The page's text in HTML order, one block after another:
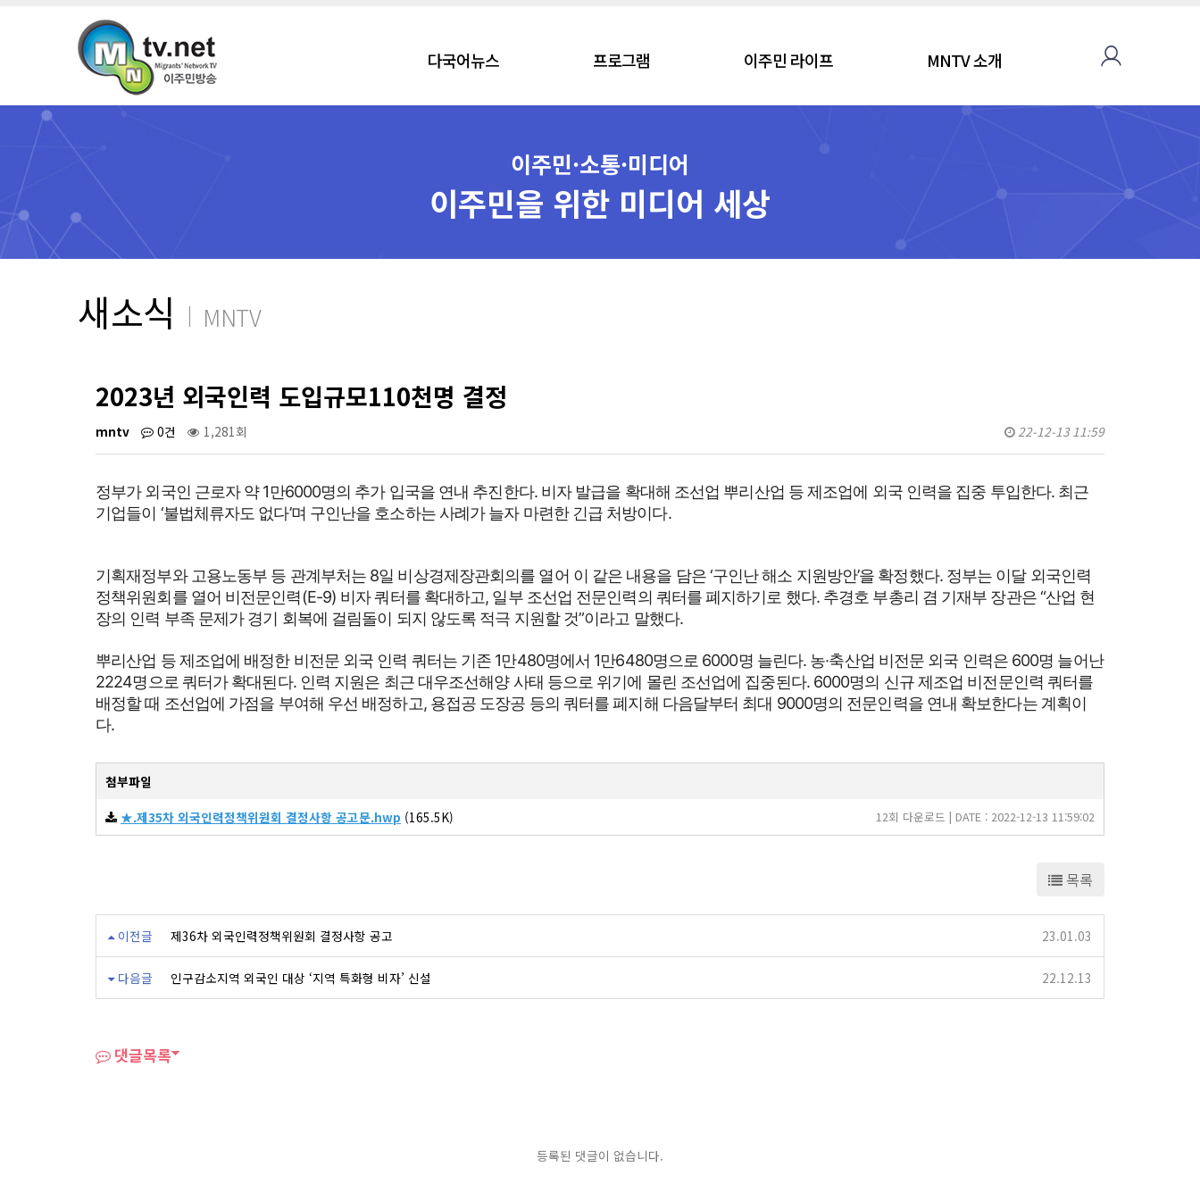
다국어뉴스 프로그램 이주민 라이프 MNTV 소개
이주민·소통·미디어
이주민을 위한 미디어 세상
새소식 MNTV
2023년 외국인력 도입규모110천명 결정
mntv 0건 1,281회 22-12-13 11:59
정부가 외국인 근로자 약 1만6000명의 추가 입국을 연내 추진한다. 비자 발급을 확대해 조선업 뿌리산업 등 제조업에 외국 인력을 집중 투입한다. 최근
기업들이 ‘불법체류자도 없다’며 구인난을 호소하는 사례가 늘자 마련한 긴급 처방이다.
기획재정부와 고용노동부 등 관계부처는 8일 비상경제장관회의를 열어 이 같은 내용을 담은 ‘구인난 해소 지원방안’을 확정했다. 정부는 이달 외국인력
정책위원회를 열어 비전문인력(E-9) 비자 쿼터를 확대하고, 일부 조선업 전문인력의 쿼터를 폐지하기로 했다. 추경호 부총리 겸 기재부 장관은 “산업 현
장의 인력 부족 문제가 경기 회복에 걸림돌이 되지 않도록 적극 지원할 것”이라고 말했다.
뿌리산업 등 제조업에 배정한 비전문 외국 인력 쿼터는 기존 1만480명에서 1만6480명으로 6000명 늘린다. 농·축산업 비전문 외국 인력은 600명 늘어난
2224명으로 쿼터가 확대된다. 인력 지원은 최근 대우조선해양 사태 등으로 위기에 몰린 조선업에 집중된다. 6000명의 신규 제조업 비전문인력 쿼터를
배정할 때 조선업에 가점을 부여해 우선 배정하고, 용접공 도장공 등의 쿼터를 폐지해 다음달부터 최대 9000명의 전문인력을 연내 확보한다는 계획이
다.
첨부파일
★.제35차 외국인력정책위원회 결정사항 공고문.hwp (165.5K) 12회 다운로드 | DATE : 2022-12-13 11:59:02
목록
이전글 제36차 외국인력정책위원회 결정사항 공고 23.01.03
다음글 인구감소지역 외국인 대상 ‘지역 특화형 비자’ 신설 22.12.13
댓글목록
등록된 댓글이 없습니다.